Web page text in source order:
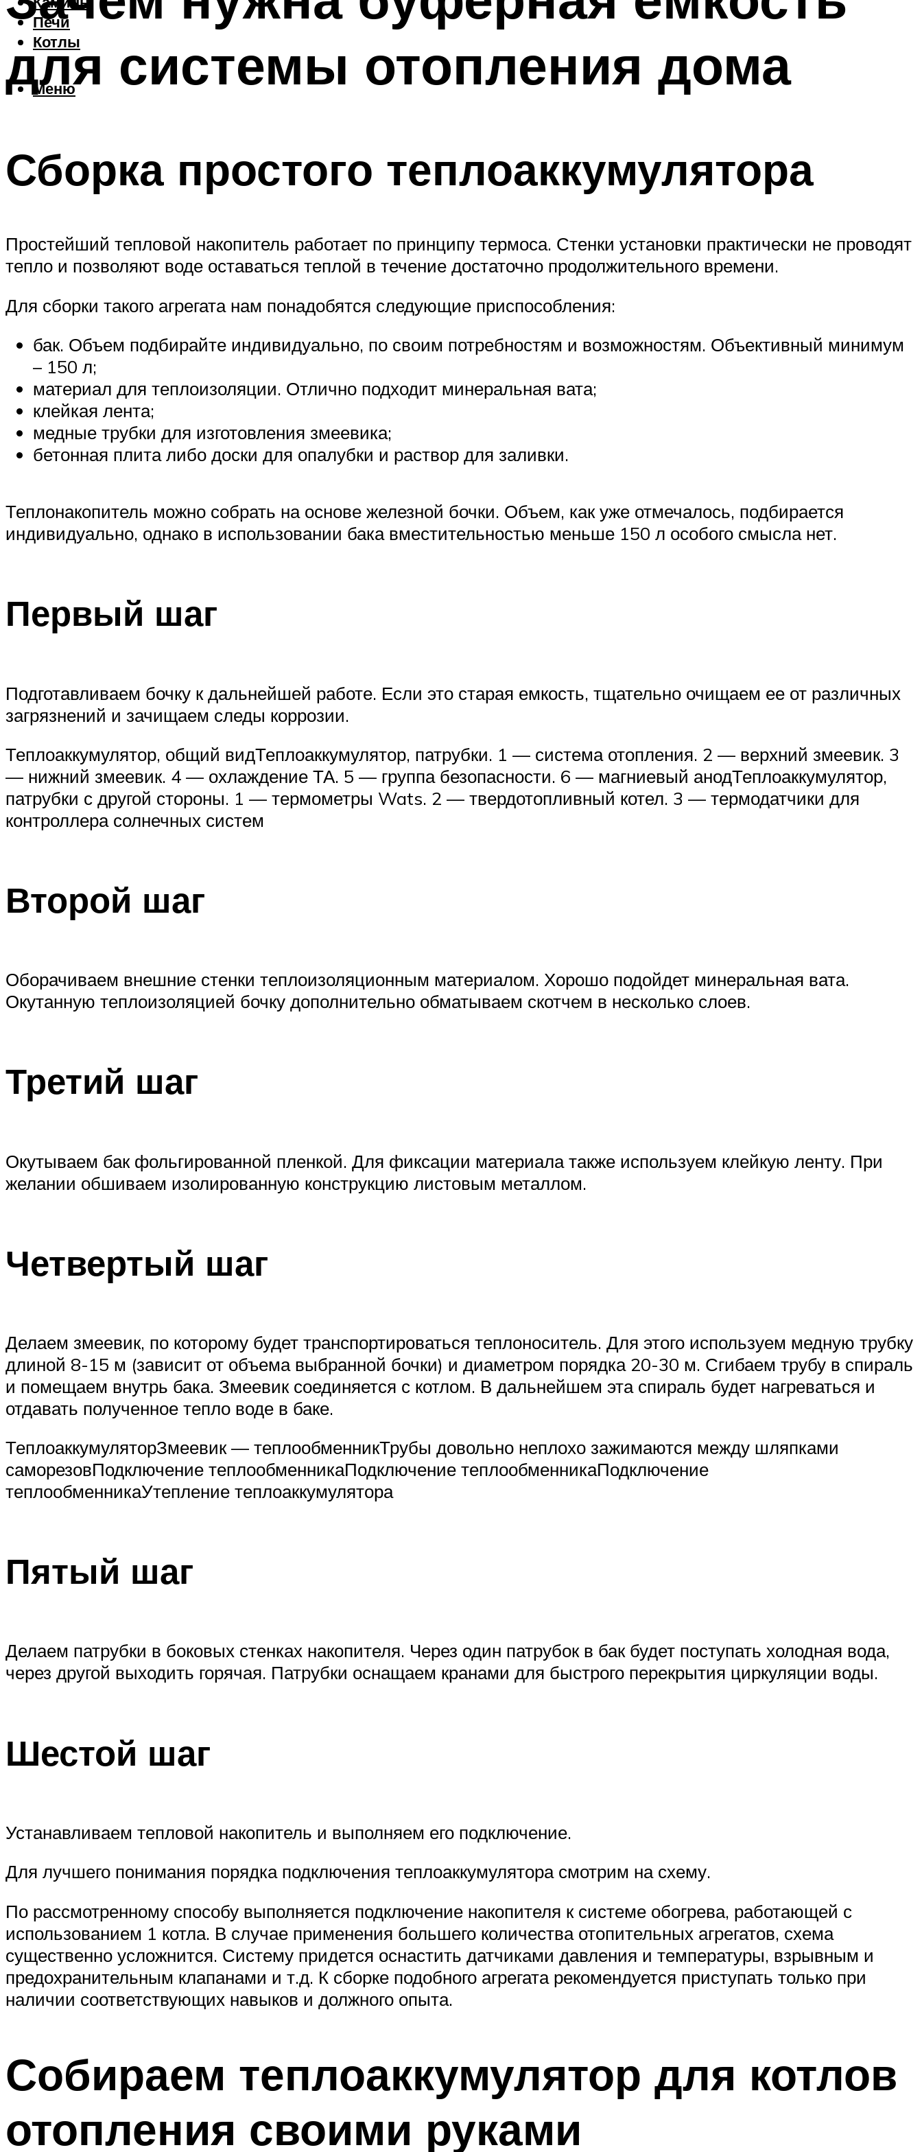
Печи
Котлы
Меню
для системы отопления дома
Сборка простого теплоаккумулятора
Простейший тепловой накопитель работает по принципу термоса. Стенки установки практически не проводят
тепло и позволяют воде оставаться теплой в течение достаточно продолжительного времени.
Для сборки такого агрегата нам понадобятся следующие приспособления:
бак. Объем подбирайте индивидуально, по своим потребностям и возможностям. Объективный минимум
– 150 л;
материал для теплоизоляции. Отлично подходит минеральная вата;
клейкая лента;
медные трубки для изготовления змеевика;
бетонная плита либо доски для опалубки и раствор для заливки.
Теплонакопитель можно собрать на основе железной бочки. Объем, как уже отмечалось, подбирается
индивидуально, однако в использовании бака вместительностью меньше 150 л особого смысла нет.
Первый шаг
Подготавливаем бочку к дальнейшей работе. Если это старая емкость, тщательно очищаем ее от различных
загрязнений и зачищаем следы коррозии.
Теплоаккумулятор, общий видТеплоаккумулятор, патрубки. 1 — система отопления. 2 — верхний змеевик. 3
— нижний змеевик. 4 — охлаждение ТА. 5 — группа безопасности. 6 — магниевый анодТеплоаккумулятор,
патрубки с другой стороны. 1 — термометры Wats. 2 — твердотопливный котел. 3 — термодатчики для
контроллера солнечных систем
Второй шаг
Оборачиваем внешние стенки теплоизоляционным материалом. Хорошо подойдет минеральная вата.
Окутанную теплоизоляцией бочку дополнительно обматываем скотчем в несколько слоев.
Третий шаг
Окутываем бак фольгированной пленкой. Для фиксации материала также используем клейкую ленту. При
желании обшиваем изолированную конструкцию листовым металлом.
Четвертый шаг
Делаем змеевик, по которому будет транспортироваться теплоноситель. Для этого используем медную трубку
длиной 8-15 м (зависит от объема выбранной бочки) и диаметром порядка 20-30 м. Сгибаем трубу в спираль
и помещаем внутрь бака. Змеевик соединяется с котлом. В дальнейшем эта спираль будет нагреваться и
отдавать полученное тепло воде в баке.
ТеплоаккумуляторЗмеевик — теплообменникТрубы довольно неплохо зажимаются между шляпками
саморезовПодключение теплообменникаПодключение теплообменникаПодключение
теплообменникаУтепление теплоаккумулятора
Пятый шаг
Делаем патрубки в боковых стенках накопителя. Через один патрубок в бак будет поступать холодная вода,
через другой выходить горячая. Патрубки оснащаем кранами для быстрого перекрытия циркуляции воды.
Шестой шаг
Устанавливаем тепловой накопитель и выполняем его подключение.
Для лучшего понимания порядка подключения теплоаккумулятора смотрим на схему.
По рассмотренному способу выполняется подключение накопителя к системе обогрева, работающей с
использованием 1 котла. В случае применения большего количества отопительных агрегатов, схема
существенно усложнится. Систему придется оснастить датчиками давления и температуры, взрывным и
предохранительным клапанами и т.д. К сборке подобного агрегата рекомендуется приступать только при
наличии соответствующих навыков и должного опыта.
Собираем теплоаккумулятор для котлов
отопления своими руками